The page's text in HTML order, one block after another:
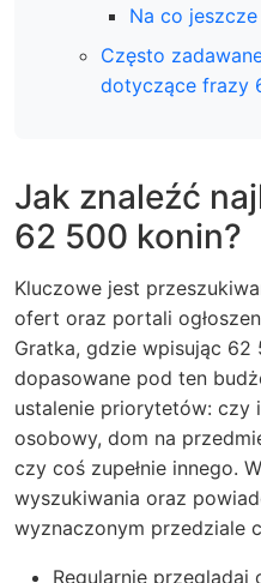
Na co
Często
dotyczące frazy
Jak znaleźć
62 500 konin?
Kluczowe jest
ofert oraz portali
Gratka, gdzie wpisując
dopasowane pod ten
ustalenie priorytetów: czy
osobowy, dom na
czy coś zupełnie innego.
wyszukiwania oraz
wyznaczonym przedziale
Regularnie przeglądaj